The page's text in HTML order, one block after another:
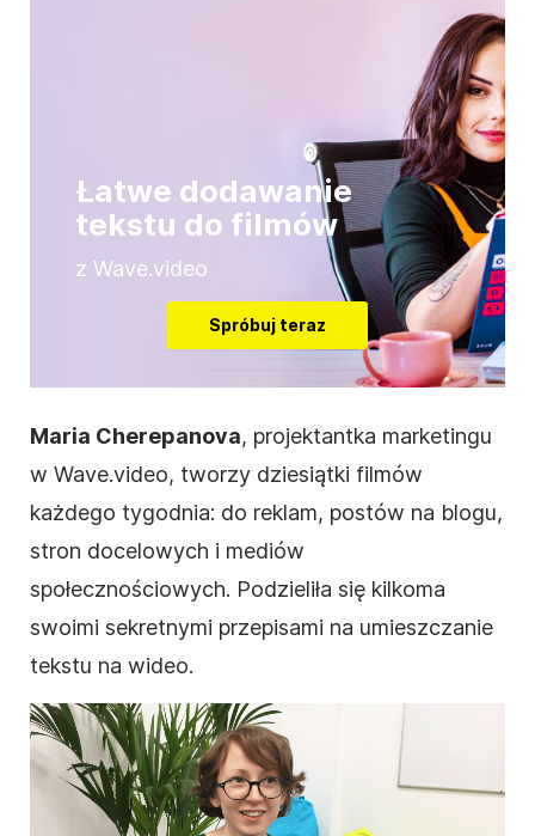
Łatwe dodawanie
tekstu do filmów
z Wave.video
Spróbuj teraz
Maria Cherepanova, projektantka marketingu
w Wave.video, tworzy dziesiątki filmów
każdego tygodnia: do reklam, postów na blogu,
stron docelowych i mediów
społecznościowych. Podzieliła się kilkoma
swoimi sekretnymi przepisami na umieszczanie
tekstu na wideo.